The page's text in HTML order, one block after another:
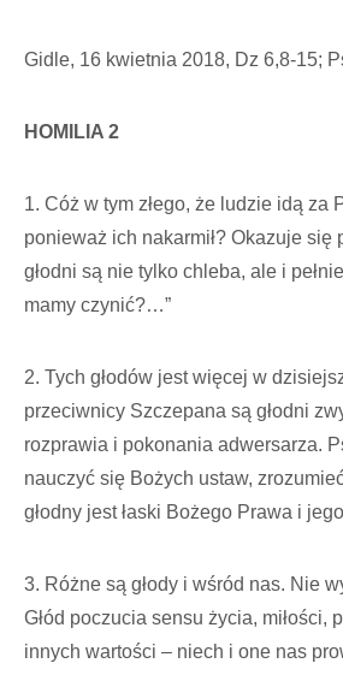
Gidle, 16 kwietnia 2018, Dz 6,8-15;
HOMILIA 2
1. Cóż w tym złego, że ludzie idą za
ponieważ ich nakarmił? Okazuje się
głodni są nie tylko chleba, ale i
mamy czynić?…”
2. Tych głodów jest więcej w
przeciwnicy Szczepana są głodni
rozprawia i pokonania adwersarza.
nauczyć się Bożych ustaw,
głodny jest łaski Bożego Prawa i
3. Różne są głody i wśród nas. Nie
Głód poczucia sensu życia, miłości,
innych wartości – niech i one nas